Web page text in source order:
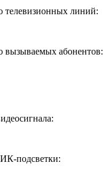
телевизионных линий:
вызываемых абонентов:
подсветки: